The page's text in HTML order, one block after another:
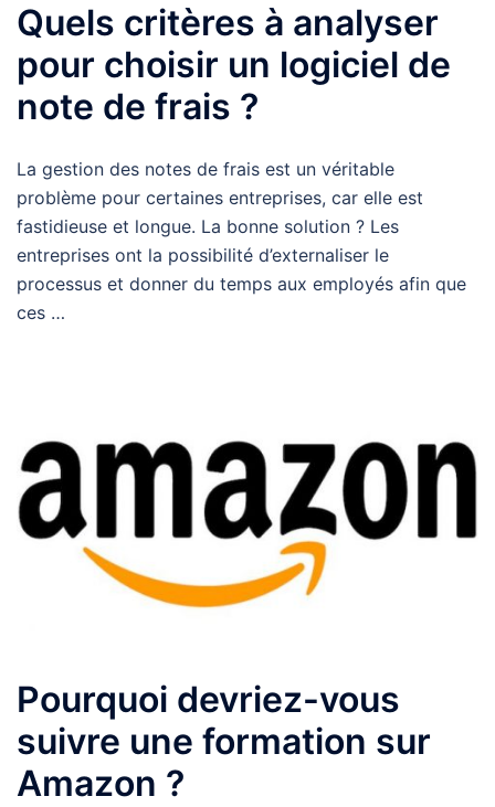
Quels critères à analyser
pour choisir un logiciel de
note de frais ?
La gestion des notes de frais est un véritable
problème pour certaines entreprises, car elle est
fastidieuse et longue. La bonne solution ? Les
entreprises ont la possibilité d’externaliser le
processus et donner du temps aux employés afin que
ces …
Pourquoi devriez-vous
suivre une formation sur
Amazon ?